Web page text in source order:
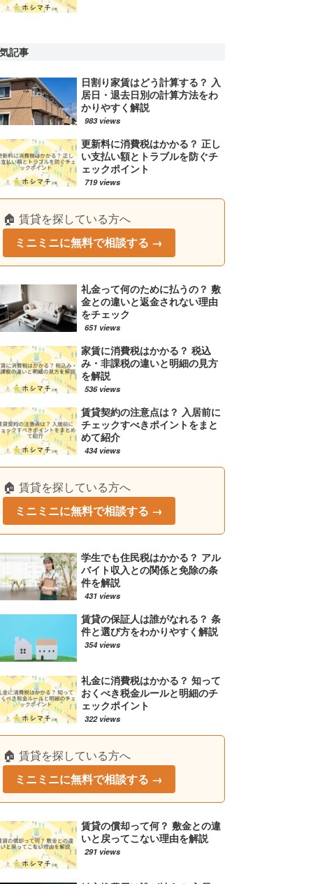
記事
日割り家賃はどう計算する？ 入
居日・退去日別の計算方法をわ
かりやすく解説
983 views
更新料に消費税はかかる？ 正し
い支払い額とトラブルを防ぐチ
ェックポイント
719 views
🏠 賃貸を探している方へ
ミニミニに無料で相談する →
礼金って何のために払うの？ 敷
金との違いと返金されない理由
をチェック
651 views
家賃に消費税はかかる？ 税込
み・非課税の違いと明細の見方
を解説
536 views
賃貸契約の注意点は？ 入居前に
チェックすべきポイントをまと
めて紹介
434 views
🏠 賃貸を探している方へ
ミニミニに無料で相談する →
学生でも住民税はかかる？ アル
バイト収入との関係と免除の条
件を解説
431 views
賃貸の保証人は誰がなれる？ 条
件と選び方をわかりやすく解説
354 views
礼金に消費税はかかる？ 知って
おくべき税金ルールと明細のチ
ェックポイント
322 views
🏠 賃貸を探している方へ
ミニミニに無料で相談する →
賃貸の償却って何？ 敷金との違
いと戻ってこない理由を解説
291 views